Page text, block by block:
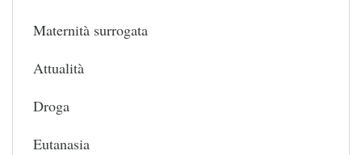
Maternità surrogata
Attualità
Droga
Eutanasia